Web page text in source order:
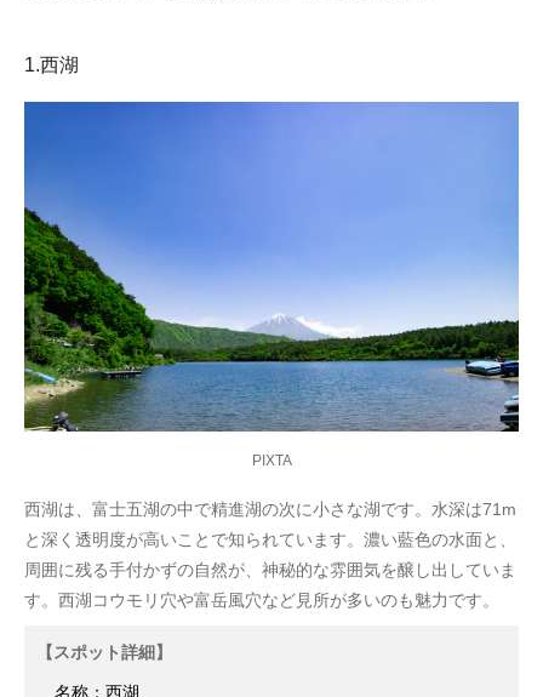
1.西湖
PIXTA
西湖は、富士五湖の中で精進湖の次に小さな湖です。水深は71m
と深く透明度が高いことで知られています。濃い藍色の水面と、
周囲に残る手付かずの自然が、神秘的な雰囲気を醸し出していま
す。西湖コウモリ穴や富岳風穴など見所が多いのも魅力です。
【スポット詳細】
名称：西湖